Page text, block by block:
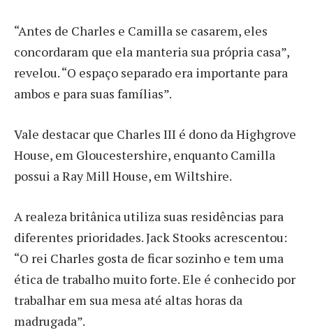
“Antes de Charles e Camilla se casarem, eles
concordaram que ela manteria sua própria casa”,
revelou. “O espaço separado era importante para
ambos e para suas famílias”.
Vale destacar que Charles III é dono da Highgrove
House, em Gloucestershire, enquanto Camilla
possui a Ray Mill House, em Wiltshire.
A realeza britânica utiliza suas residências para
diferentes prioridades. Jack Stooks acrescentou:
“O rei Charles gosta de ficar sozinho e tem uma
ética de trabalho muito forte. Ele é conhecido por
trabalhar em sua mesa até altas horas da
madrugada”.